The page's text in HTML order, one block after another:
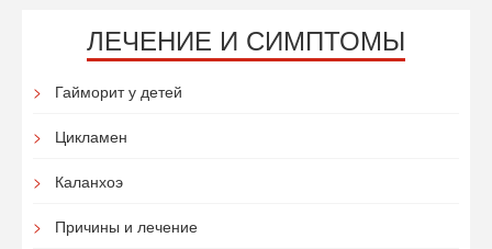
ЛЕЧЕНИЕ И СИМПТОМЫ
Гайморит у детей
Цикламен
Каланхоэ
Причины и лечение